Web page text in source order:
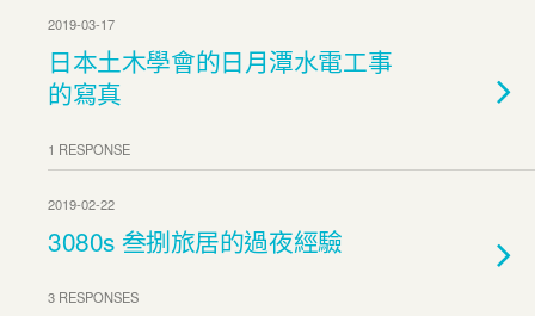
2019-03-17
日本土木學會的日月潭水電工事
的寫真
1 RESPONSE
2019-02-22
3080s 叁捌旅居的過夜經驗
3 RESPONSES